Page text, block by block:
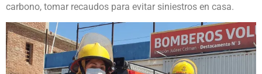
carbono, tomar recaudos para evitar siniestros en casa.